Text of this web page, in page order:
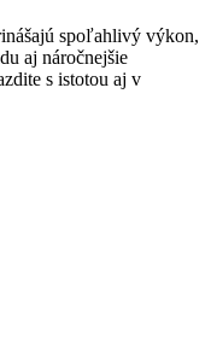
spoľahlivý výkon,
aj náročnejšie
s istotou aj v